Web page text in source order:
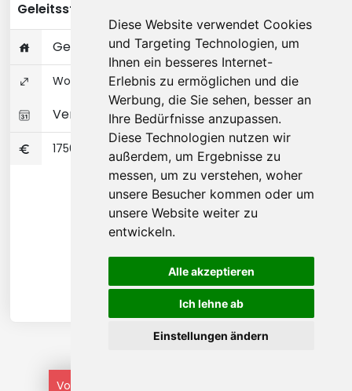
Diese Website verwendet Cookies
und Targeting Technologien, um
Ihnen ein besseres Internet-
Erlebnis zu ermöglichen und die
Werbung, die Sie sehen, besser an
Ihre Bedürfnisse anzupassen.
Diese Technologien nutzen wir
außerdem, um Ergebnisse zu
messen, um zu verstehen, woher
unsere Besucher kommen oder um
unsere Website weiter zu
entwickeln.
Alle akzeptieren
Ich lehne ab
Einstellungen ändern
Geleitsstraße - Frankfurt am Main
Gesamte Wohnung
Wohnungseigentum 48 ㎡
Verfügbar 01-08-2026
1750
Vorherige